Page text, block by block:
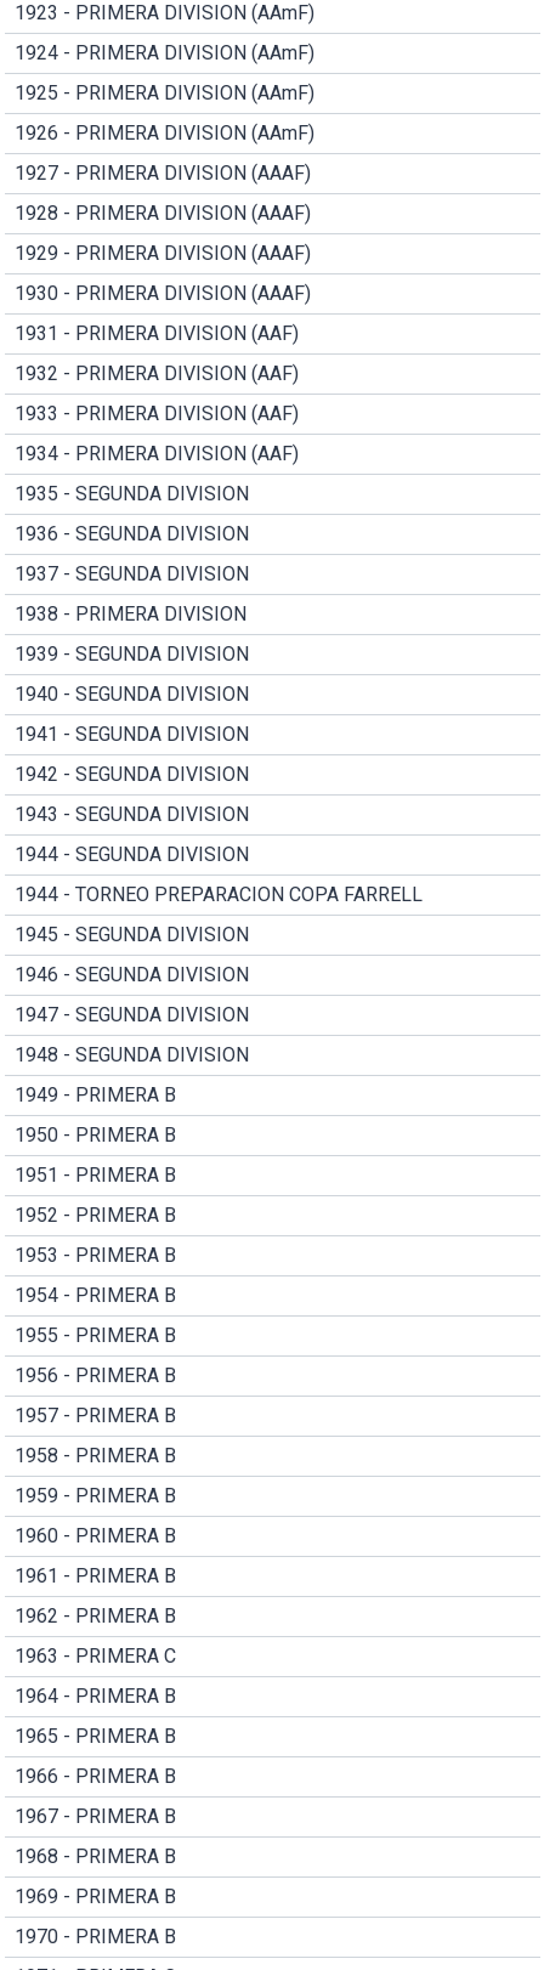
1923 - PRIMERA DIVISION (AAmF)
1924 - PRIMERA DIVISION (AAmF)
1925 - PRIMERA DIVISION (AAmF)
1926 - PRIMERA DIVISION (AAmF)
1927 - PRIMERA DIVISION (AAAF)
1928 - PRIMERA DIVISION (AAAF)
1929 - PRIMERA DIVISION (AAAF)
1930 - PRIMERA DIVISION (AAAF)
1931 - PRIMERA DIVISION (AAF)
1932 - PRIMERA DIVISION (AAF)
1933 - PRIMERA DIVISION (AAF)
1934 - PRIMERA DIVISION (AAF)
1935 - SEGUNDA DIVISION
1936 - SEGUNDA DIVISION
1937 - SEGUNDA DIVISION
1938 - PRIMERA DIVISION
1939 - SEGUNDA DIVISION
1940 - SEGUNDA DIVISION
1941 - SEGUNDA DIVISION
1942 - SEGUNDA DIVISION
1943 - SEGUNDA DIVISION
1944 - SEGUNDA DIVISION
1944 - TORNEO PREPARACION COPA FARRELL
1945 - SEGUNDA DIVISION
1946 - SEGUNDA DIVISION
1947 - SEGUNDA DIVISION
1948 - SEGUNDA DIVISION
1949 - PRIMERA B
1950 - PRIMERA B
1951 - PRIMERA B
1952 - PRIMERA B
1953 - PRIMERA B
1954 - PRIMERA B
1955 - PRIMERA B
1956 - PRIMERA B
1957 - PRIMERA B
1958 - PRIMERA B
1959 - PRIMERA B
1960 - PRIMERA B
1961 - PRIMERA B
1962 - PRIMERA B
1963 - PRIMERA C
1964 - PRIMERA B
1965 - PRIMERA B
1966 - PRIMERA B
1967 - PRIMERA B
1968 - PRIMERA B
1969 - PRIMERA B
1970 - PRIMERA B